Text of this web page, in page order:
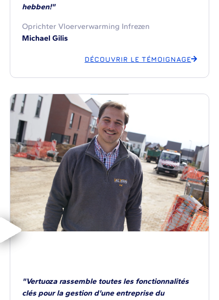
hebben!"
Oprichter Vloerverwarming Infrezen
Michael Gilis
DÉCOUVRIR LE TÉMOIGNAGE
"Vertuoza rassemble toutes les fonctionnalités
clés pour la gestion d'une entreprise du